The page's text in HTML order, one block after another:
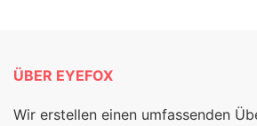
ÜBER EYEFOX
Wir erstellen einen umfassenden